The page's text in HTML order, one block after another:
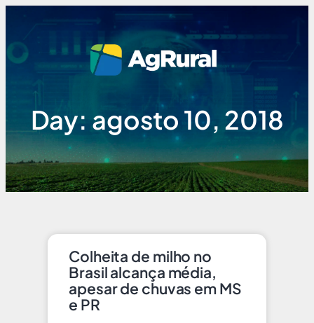
Day: agosto 10, 2018
Colheita de milho no
Brasil alcança média,
apesar de chuvas em MS
e PR